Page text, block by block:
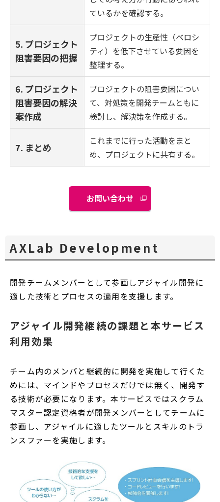
ているかを確認する。
5. プロジェクト
阻害要因の把握
プロジェクトの生産性（ベロシ
ティ）を低下させている要因を
整理する。
6. プロジェクト
阻害要因の解決
案作成
プロジェクトの阻害要因につい
て、対処策を開発チームともに
検討し、解決策を作成する。
7. まとめ
これまでに行った活動をまと
め、プロジェクトに共有する。
お問い合わせ
AXLab Development
開発チームメンバーとして参画しアジャイル開発に
適した技術とプロセスの適用を支援します。
アジャイル開発継続の課題と本サービス
利用効果
チーム内のメンバと継続的に開発を実施して行くた
めには、マインドやプロセスだけでは無く、開発す
る技術が必要になります。本サービスではスクラム
マスター認定資格者が開発メンバーとしてチームに
参画し、アジャイルに適したツールとスキルのトラ
ンスファーを実施します。